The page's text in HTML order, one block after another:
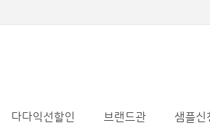
다다익선할인 브랜드관 샘플신